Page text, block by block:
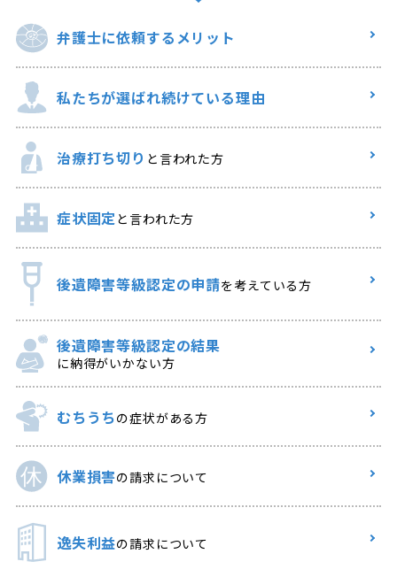
弁護士に依頼するメリット
私たちが選ばれ続けている理由
治療打ち切り と言われた方
症状固定と言われた方
後遺障害等級認定の申請を考えている方
後遺障害等級認定の結果
に納得がいかない方
むちうちの症状がある方
休業損害の請求について
逸失利益の請求について